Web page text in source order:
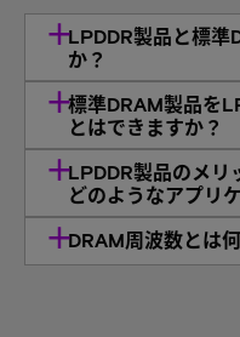
LPDDR製品と標準
か？
標準DRAM製品を
とはできますか？
LPDDR製品のメリ
どのようなアプリ
DRAM周波数とは